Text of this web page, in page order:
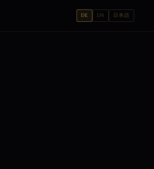
DE EN 日本語